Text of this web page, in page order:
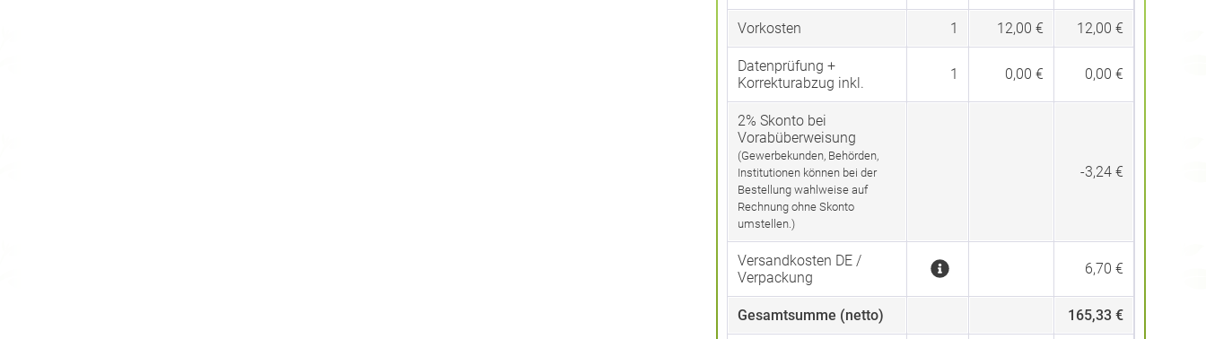
Vorkosten 1 12,00 € 12,00 €
Datenprüfung +
Korrekturabzug inkl.
1 0,00 € 0,00 €
2% Skonto bei
Vorabüberweisung
(Gewerbekunden, Behörden,
Institutionen können bei der
Bestellung wahlweise auf
Rechnung ohne Skonto
umstellen.)
-3,24 €
Versandkosten DE /
Verpackung
6,70 €
Gesamtsumme (netto) 165,33 €